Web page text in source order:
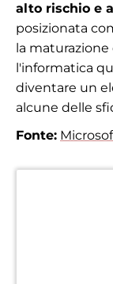
alto rischio e
posizionata
la
l'informatica
diventare un
alcune delle
Fonte: